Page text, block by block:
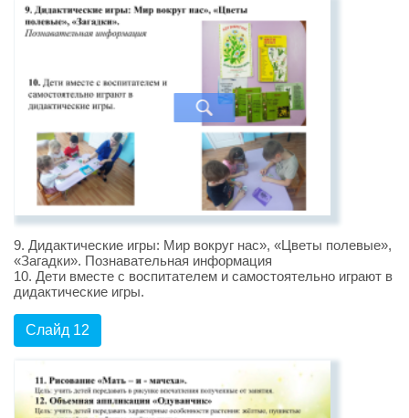
9. Дидактические игры: Мир вокруг нас», «Цветы полевые»,
«Загадки». Познавательная информация
10. Дети вместе с воспитателем и самостоятельно играют в
дидактические игры.
Слайд 12